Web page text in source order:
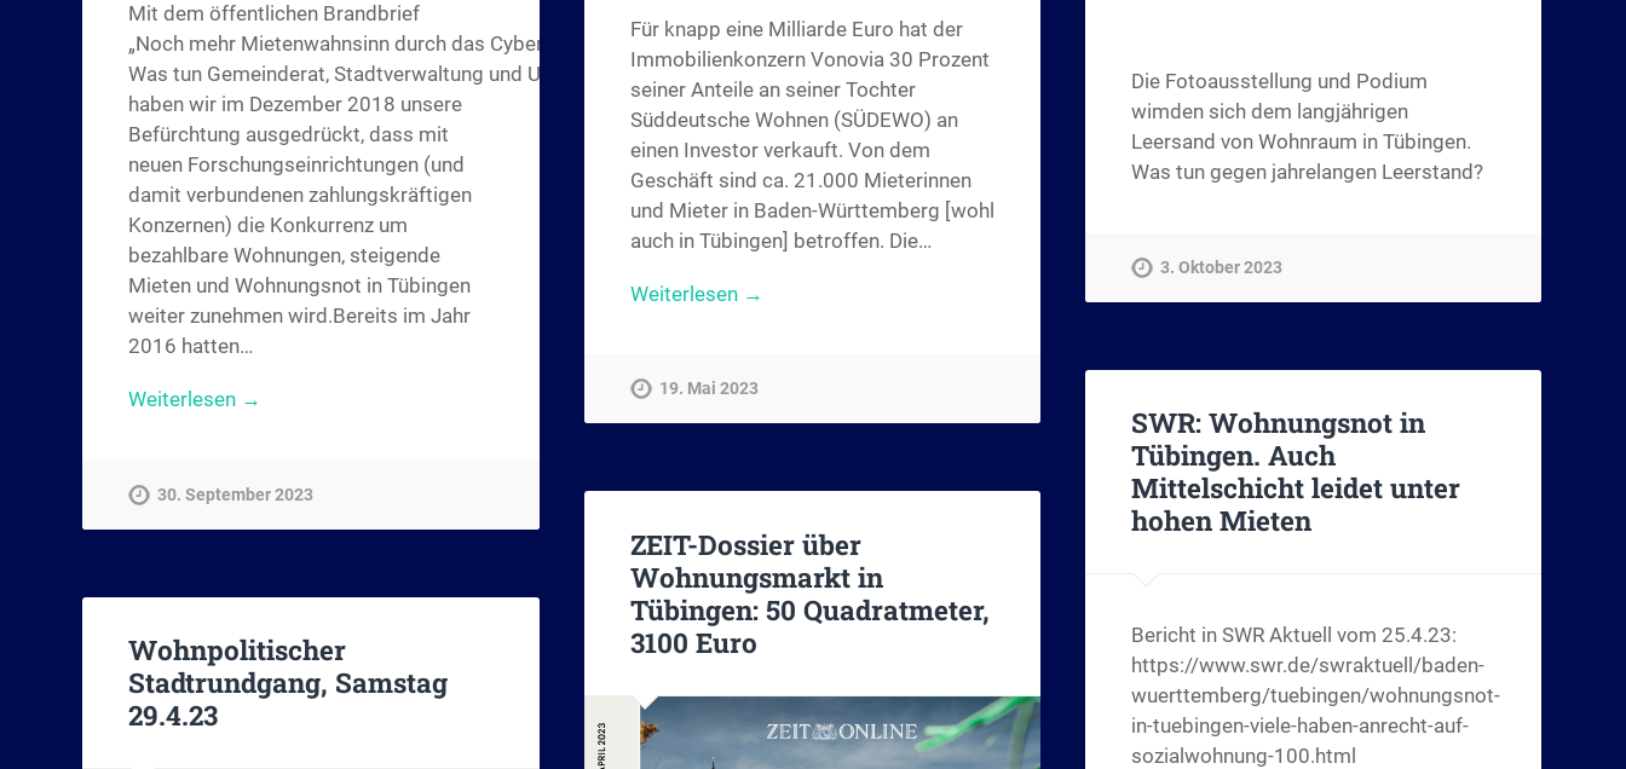
Die Fotoausstellung und Podium
wimden sich dem langjährigen
Leersand von Wohnraum in Tübingen.
Was tun gegen jahrelangen Leerstand?
3. Oktober 2023
Mit dem öffentlichen Brandbrief
„Noch mehr Mietenwahnsinn durch das Cyber Valley?
Was tun Gemeinderat, Stadtverwaltung und Universität dagegen?“
haben wir im Dezember 2018 unsere
Befürchtung ausgedrückt, dass mit
neuen Forschungseinrichtungen (und
damit verbundenen zahlungskräftigen
Konzernen) die Konkurrenz um
bezahlbare Wohnungen, steigende
Mieten und Wohnungsnot in Tübingen
weiter zunehmen wird.Bereits im Jahr
2016 hatten…
Weiterlesen →
30. September 2023
Für knapp eine Milliarde Euro hat der
Immobilienkonzern Vonovia 30 Prozent
seiner Anteile an seiner Tochter
Süddeutsche Wohnen (SÜDEWO) an
einen Investor verkauft. Von dem
Geschäft sind ca. 21.000 Mieterinnen
und Mieter in Baden-Württemberg [wohl
auch in Tübingen] betroffen. Die…
Weiterlesen →
19. Mai 2023
SWR: Wohnungsnot in
Tübingen. Auch
Mittelschicht leidet unter
hohen Mieten
Bericht in SWR Aktuell vom 25.4.23:
https://www.swr.de/swraktuell/baden-
wuerttemberg/tuebingen/wohnungsnot-
in-tuebingen-viele-haben-anrecht-auf-
sozialwohnung-100.html
ZEIT-Dossier über
Wohnungsmarkt in
Tübingen: 50 Quadratmeter,
3100 Euro
Wohnpolitischer
Stadtrundgang, Samstag
29.4.23